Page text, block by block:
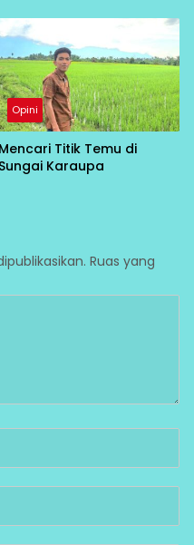
Opini
Mencari Titik Temu di
Sungai Karaupa
Ruas yang